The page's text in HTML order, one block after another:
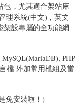
包，尤其適合架站麻
理系統(中文)，英文
架設專屬的全功能網
PHP
檔 外加常用模組及當
免安裝啦！)